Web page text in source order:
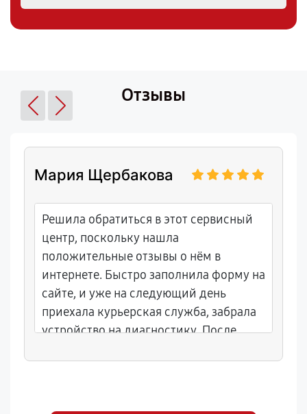
Отзывы
Мария Щербакова
Решила обратиться в этот сервисный
центр, поскольку нашла
положительные отзывы о нём в
интернете. Быстро заполнила форму на
сайте, и уже на следующий день
приехала курьерская служба, забрала
устройство на диагностику. После